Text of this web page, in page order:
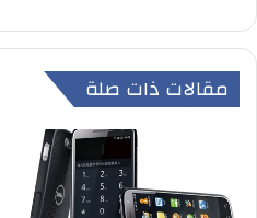
مقالات ذات صلة